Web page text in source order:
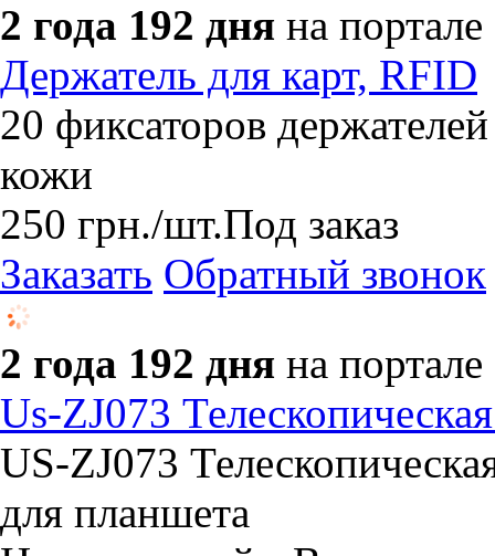
2 года 192 дня на портале
Держатель для карт, RFID
20 фиксаторов
кожи
250 грн./шт.Под заказ
Заказать Обратный звонок
2 года 192 дня на портале
Us-ZJ073
US-ZJ073
для планшета